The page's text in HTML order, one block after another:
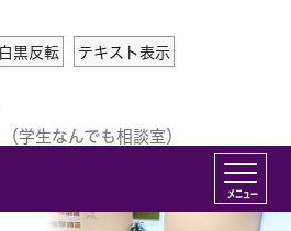
白黒反転 テキスト表示
（学生なんでも相談室）
メニュー